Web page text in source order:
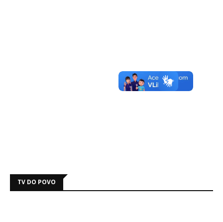
TV DO POVO